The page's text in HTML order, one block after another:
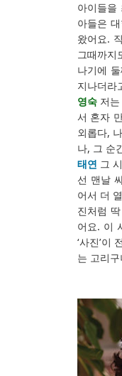
아이들을
아들은
왔어요.
그때까지
나기에
지나더라
영숙 저
서 혼자
외롭다,
나, 그 순
태연 그
선 맨날
어서 더
진처럼
어요. 이
‘사진’이
는 고리